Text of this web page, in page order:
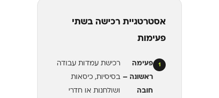
אסטרטגיית רכישה בשתי
פעימות
1
פעימה
ראשונה –
חובה
רכישת עמדות עבודה
בסיסיות, כיסאות
ושולחנות או חדרי